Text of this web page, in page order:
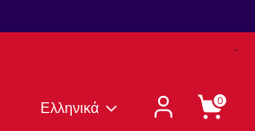
Γλώσσα
Ελληνικά 0